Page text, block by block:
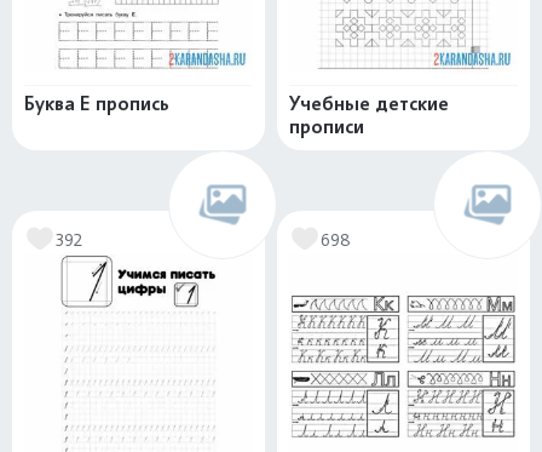
Буква Е пропись
Учебные детские
прописи
392 698